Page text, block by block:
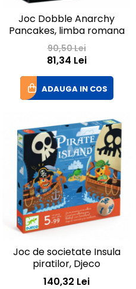
Joc Dobble Anarchy
Pancakes, limba romana
90,50 Lei
81,34 Lei
ADAUGA IN COS
Joc de societate Insula
piratilor, Djeco
140,32 Lei